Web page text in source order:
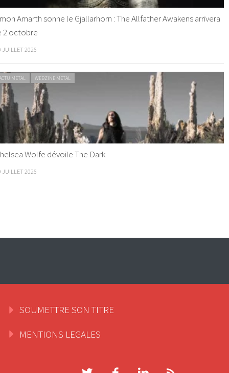
Amarth sonne le Gjallarhorn : The Allfather Awakens arrivera
2 octobre
JUILLET 2026
METAL WEBZINE METAL
Wolfe dévoile The Dark
JUILLET 2026
SOUMETTRE SON TITRE
MENTIONS LEGALES